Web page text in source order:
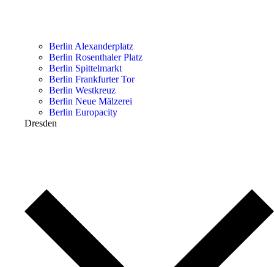
Berlin Alexanderplatz
Berlin Rosenthaler Platz
Berlin Spittelmarkt
Berlin Frankfurter Tor
Berlin Westkreuz
Berlin Neue Mälzerei
Berlin Europacity
Dresden